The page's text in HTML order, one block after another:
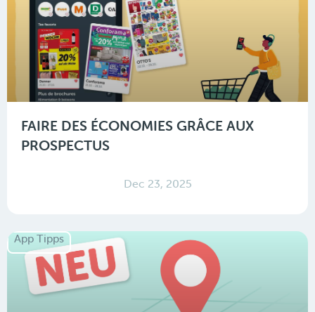
FAIRE DES ÉCONOMIES GRÂCE AUX
PROSPECTUS
Dec 23, 2025
App Tipps